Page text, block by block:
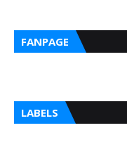
FANPAGE
LABELS